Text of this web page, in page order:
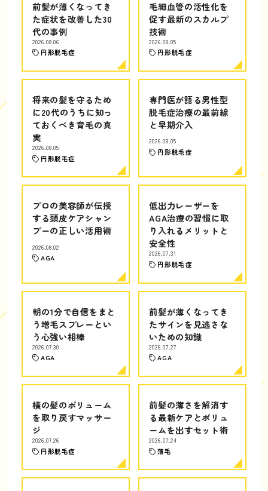
前髪が薄くなってき
た症状を改善した30
代の事例
2026.08.06
円形脱毛症
毛細血管の活性化を
促す最新のスカルプ
技術
2026.08.05
円形脱毛症
将来の髪を守るため
に20代のうちに知っ
ておくべき育毛の真
実
2026.08.05
円形脱毛症
専門医が語る男性型
脱毛症治療の最前線
と早期介入
2026.08.05
円形脱毛症
プロの美容師が伝授
する頭皮ケアシャン
プーの正しい活用術
2026.08.02
AGA
低出力レーザーを
AGA治療の習慣に取
り入れるメリットと
安全性
2026.07.31
円形脱毛症
朝の1分で自信をまと
う増毛スプレーとい
う心強い相棒
2026.07.30
AGA
前髪が薄くなってき
たサインを見逃さな
いための知識
2026.07.27
AGA
横の髪のボリューム
を取り戻すマッサー
ジ
2026.07.26
円形脱毛症
前髪の薄さを解消す
る最新ケアとボリュ
ームを出すセット術
2026.07.24
薄毛